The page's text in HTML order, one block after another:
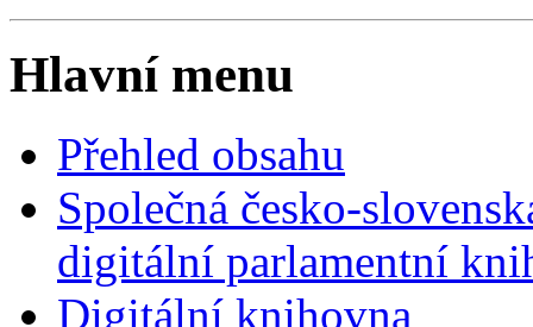
Hlavní menu
Přehled obsahu
Společná česko-
digitální parlamentní
Digitální knihovna